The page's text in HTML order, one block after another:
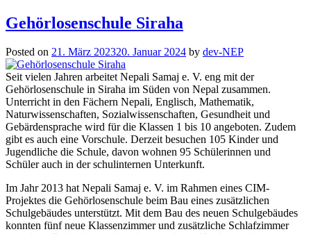
Gehörlosenschule Siraha
Posted on 21. März 202320. Januar 2024 by dev-NEP
Seit vielen Jahren arbeitet Nepali Samaj e. V. eng mit der
Gehörlosenschule in Siraha im Süden von Nepal zusammen.
Unterricht in den Fächern Nepali, Englisch, Mathematik,
Naturwissenschaften, Sozialwissenschaften, Gesundheit und
Gebärdensprache wird für die Klassen 1 bis 10 angeboten. Zudem
gibt es auch eine Vorschule. Derzeit besuchen 105 Kinder und
Jugendliche die Schule, davon wohnen 95 Schülerinnen und
Schüler auch in der schulinternen Unterkunft.
Im Jahr 2013 hat Nepali Samaj e. V. im Rahmen eines CIM-
Projektes die Gehörlosenschule beim Bau eines zusätzlichen
Schulgebäudes unterstützt. Mit dem Bau des neuen Schulgebäudes
konnten fünf neue Klassenzimmer und zusätzliche Schlafzimmer